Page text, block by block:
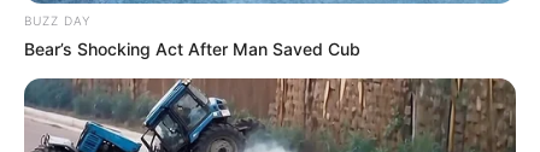
BUZZ DAY
Bear’s Shocking Act After Man Saved Cub